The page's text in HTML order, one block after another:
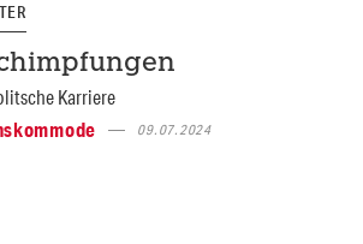
Karriere
09.07.2024